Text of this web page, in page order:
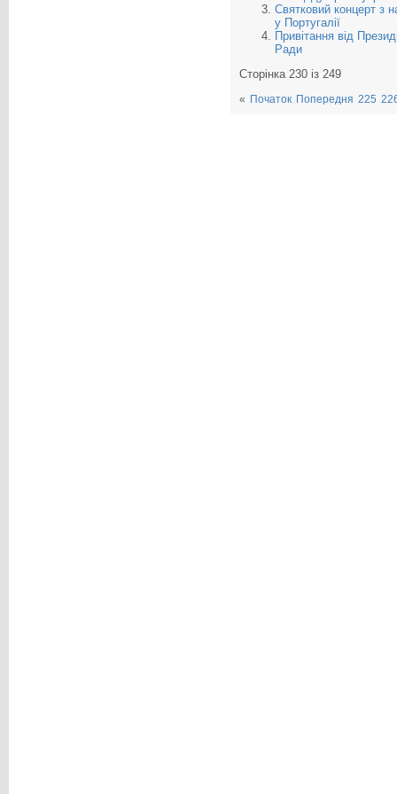
Святковий концерт з
у Португалії
Привітання від
Ради
Сторінка 230 із 249
« Початок Попередня 225